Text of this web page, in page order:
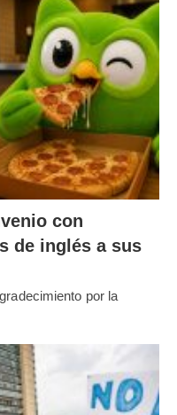
con
de inglés a sus
por la